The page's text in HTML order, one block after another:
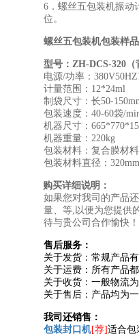
6．螺丝五包装机振动
位。
螺丝五包装机包装样品
型号：ZH-DCS-320（
电源/功率：
计量范围：12*24ml
制袋尺寸：长50-
包装速度：40-60袋/
机器尺寸：
机器重量：220kg
包装材料：复合膜材料
包装材料直径：320mm
购买详细说明：
如果您对我司的产品
量、等,以便为您提供
待与贵公司合作愉快
售后服务：
关于发货：常规产品
关于运费：所有产品
关于收货：一般物流
关于售后：产品均为
我司还销售：
包装封口机[荐]适合包